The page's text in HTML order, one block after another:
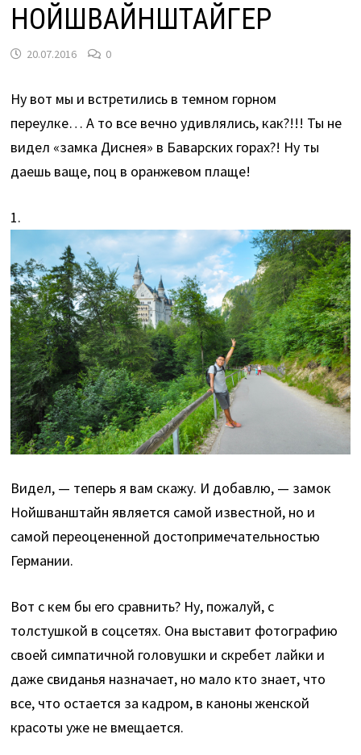
НОЙШВАЙНШТАЙГЕР
20.07.2016 0
Ну вот мы и встретились в темном горном
переулке… А то все вечно удивлялись, как?!!! Ты не
видел «замка Диснея» в Баварских горах?! Ну ты
даешь ваще, поц в оранжевом плаще!
1.
Видел, — теперь я вам скажу. И добавлю, — замок
Нойшванштайн является самой известной, но и
самой переоцененной достопримечательностью
Германии.
Вот с кем бы его сравнить? Ну, пожалуй, с
толстушкой в соцсетях. Она выставит фотографию
своей симпатичной головушки и скребет лайки и
даже свиданья назначает, но мало кто знает, что
все, что остается за кадром, в каноны женской
красоты уже не вмещается.